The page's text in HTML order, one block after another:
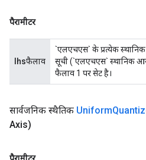
पैरामीटर
lhsफैलाव
`एलएचएस` के प्रत्येक
सूची (`एलएचएस` स्थानिक
फैलाव 1 पर सेट है।
सार्वजनिक स्थैतिक Uniform
Axis)